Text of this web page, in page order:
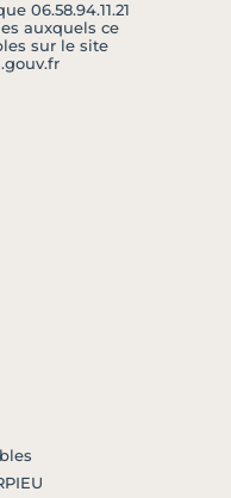
06.58.94.11.21
auxquels ce
sur le site